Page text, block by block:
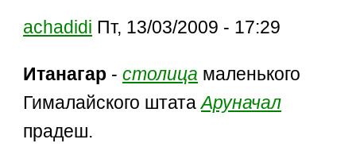
achadidi Пт, 13/03/2009 - 17:29
Итанагар -столица маленького
Гималайского штатаАруначал
прадеш.